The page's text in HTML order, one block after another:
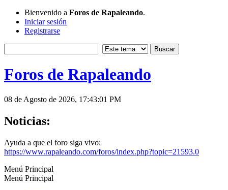
Bienvenido a Foros de Rapaleando.
Iniciar sesión
Registrarse
Foros de Rapaleando
08 de Agosto de 2026, 17:43:01 PM
Noticias:
Ayuda a que el foro siga vivo:
https://www.rapaleando.com/foros/index.php?topic=21593.0
Menú Principal
Menú Principal